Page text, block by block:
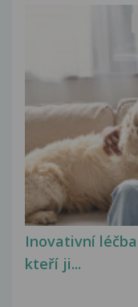
Inovativní
kteří ji...